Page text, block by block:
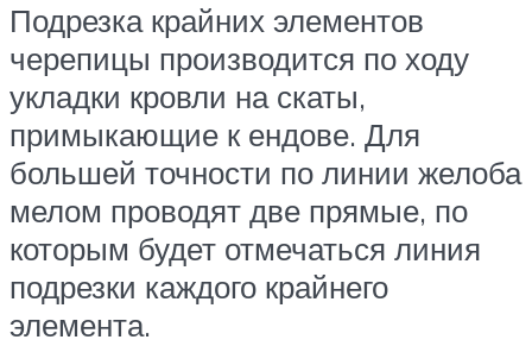
Подрезка крайних элементов
черепицы производится по ходу
укладки кровли на скаты,
примыкающие к ендове. Для
большей точности по линии желоба
мелом проводят две прямые, по
которым будет отмечаться линия
подрезки каждого крайнего
элемента.